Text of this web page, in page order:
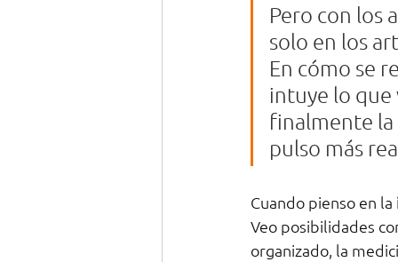
Pero con los
solo en los
En cómo se
intuye lo que
finalmente
pulso más
Cuando pienso en la
Veo posibilidades
organizado, la